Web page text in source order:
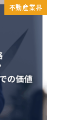
不動産業界